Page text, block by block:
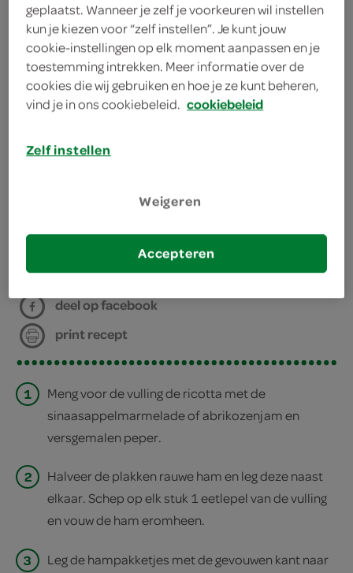
2 eetlepels abrikozenjam
2 eetlepels
sinaasappelmarmelade
100 gram ricotta
bereiden
deel op twitter
deel op facebook
print recept
1
Meng voor de vulling de ricotta met de
sinaasappelmarmelade of abrikozenjam en
versgemalen peper.
2
Halveer de plakken rauwe ham en leg deze naast
elkaar. Schep op elk stuk 1 eetlepel van de vulling
en vouw de ham eromheen.
3
Leg de hampakketjes met de gevouwen kant naar
geplaatst. Wanneer je zelf je voorkeuren wil instellen
kun je kiezen voor “zelf instellen”. Je kunt jouw
cookie-instellingen op elk moment aanpassen en je
toestemming intrekken. Meer informatie over de
cookies die wij gebruiken en hoe je ze kunt beheren,
vind je in ons cookiebeleid. cookiebeleid
Zelf instellen
Weigeren
Accepteren